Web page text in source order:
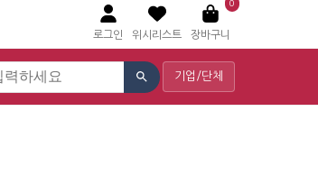
로그인 위시리스트
0
장바구니
기업/단체